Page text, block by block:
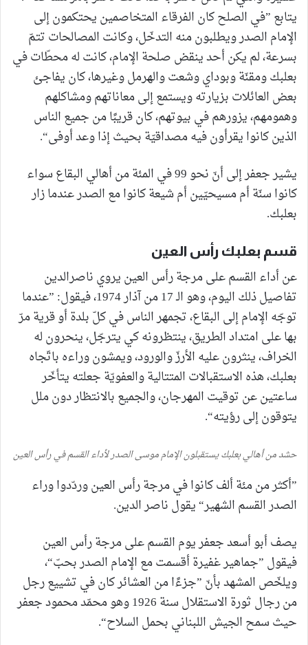
يتابع ”في الصلح كان الفرقاء المتخاصمين يحتكمون إلى
الإمام الصدر ويطلبون منه التدخّل، وكانت المصالحات تتمّ
بسرعة، لم يكن أحد ينقض صلحة الإمام، كانت له محطّات في
بعلبك ومقنّة وبوداي وشعت والهرمل وغيرها، كان يفاجئ
بعض العائلات بزيارته ويستمع إلى معاناتهم ومشاكلهم
وهمومهم، يزورهم في بيوتهم، كان قريبًا من جميع الناس
الذين كانوا يقرأون فيه مصداقيّة بحيث إذا وعد أوفى“.
يشير جعفر إلى أنّ نحو 99 في المئة من أهالي البقاع سواء
كانوا سنّة أم مسيحيّين أم شيعة كانوا مع الصدر عندما زار
بعلبك.
قسم بعلبك رأس العين
عن أداء القسم على مرجة رأس العين يروي ناصرالدين
تفاصيل ذلك اليوم، وهو الـ 17 من آذار 1974، فيقول: ”عندما
توجّه الإمام إلى البقاع، تجمهر الناس في كلّ بلدة أو قرية مرّ
بها على امتداد الطريق، ينتظرونه كي يترجّل، ينحرون له
الخراف، ينثرون عليه الأرزّ والورود، ويمشون وراءه باتّجاه
بعلبك، هذه الاستقبالات المتتالية والعفويّة جعلته يتأخّر
ساعتين عن توقيت المهرجان، والجميع بالانتظار دون ملل
يتوقون إلى رؤيته“.
حشد من أهالي بعلبك يستقبلون الإمام موسى الصدر لأداء القسم في رأس العين
”أكثر من مئة ألف كانوا في مرجة رأس العين وردّدوا وراء
الصدر القسم الشهير“ يقول ناصر الدين.
يصف أبو أسعد جعفر يوم القسم على مرجة رأس العين
فيقول ”جماهير غفيرة أقسمت مع الإمام الصدر بحبّ“،
ويلخّص المشهد بأنّ ”جزءًا من العشائر كان في تشييع رجل
من رجال ثورة الاستقلال سنة 1926 وهو محمّد محمود جعفر
حيث سمح الجيش اللبناني بحمل السلاح“.